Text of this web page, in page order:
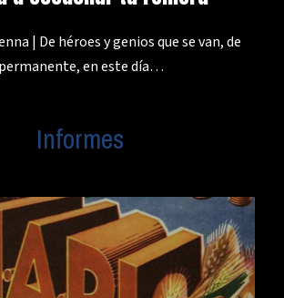
| De héroes y genios que se van, de
en este día…
Informes